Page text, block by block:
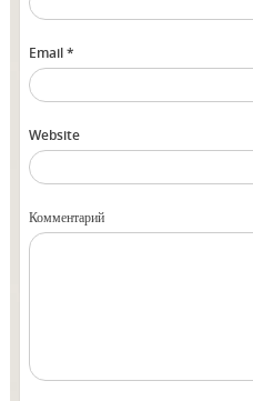
Email *
Website
Комментарий